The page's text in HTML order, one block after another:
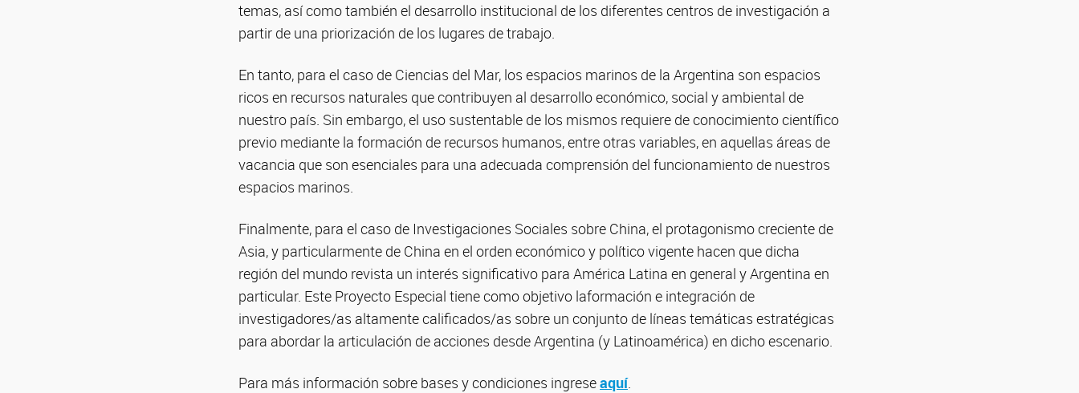
temas, así como también el desarrollo institucional de los diferentes centros de investigación a
partir de una priorización de los lugares de trabajo.
En tanto, para el caso de Ciencias del Mar, los espacios marinos de la Argentina son espacios
ricos en recursos naturales que contribuyen al desarrollo económico, social y ambiental de
nuestro país. Sin embargo, el uso sustentable de los mismos requiere de conocimiento científico
previo mediante la formación de recursos humanos, entre otras variables, en aquellas áreas de
vacancia que son esenciales para una adecuada comprensión del funcionamiento de nuestros
espacios marinos.
Finalmente, para el caso de Investigaciones Sociales sobre China, el protagonismo creciente de
Asia, y particularmente de China en el orden económico y político vigente hacen que dicha
región del mundo revista un interés significativo para América Latina en general y Argentina en
particular. Este Proyecto Especial tiene como objetivo laformación e integración de
investigadores/as altamente calificados/as sobre un conjunto de líneas temáticas estratégicas
para abordar la articulación de acciones desde Argentina (y Latinoamérica) en dicho escenario.
Para más información sobre bases y condiciones ingreseaquí.